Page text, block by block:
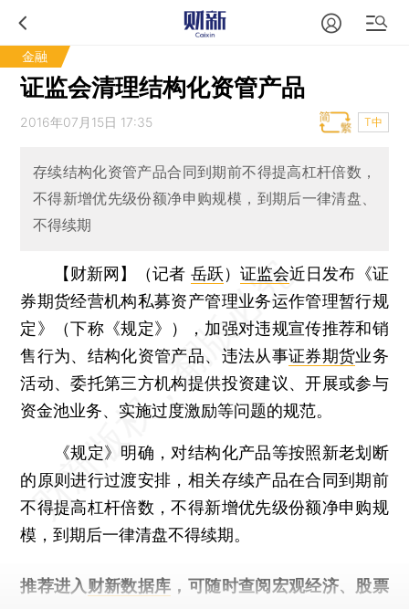
金融
证监会清理结构化资管产品
2016年07月15日 17:35 T中
存续结构化资管产品合同到期前不得提高杠杆倍数，
不得新增优先级份额净申购规模，到期后一律清盘、
不得续期
【财新网】（记者 岳跃） 证监会近日发布《证
券期货经营机构私募资产管理业务运作管理暂行规
定》（下称《规定》），加强对违规宣传推荐和销
售行为、结构化资管产品、违法从事证券期货业务
活动、委托第三方机构提供投资建议、开展或参与
资金池业务、实施过度激励等问题的规范。
《规定》明确，对结构化产品等按照新老划断
的原则进行过渡安排，相关存续产品在合同到期前
不得提高杠杆倍数，不得新增优先级份额净申购规
模，到期后一律清盘不得续期。
推荐进入 财新数据库 ，可随时查阅宏观经济、股票